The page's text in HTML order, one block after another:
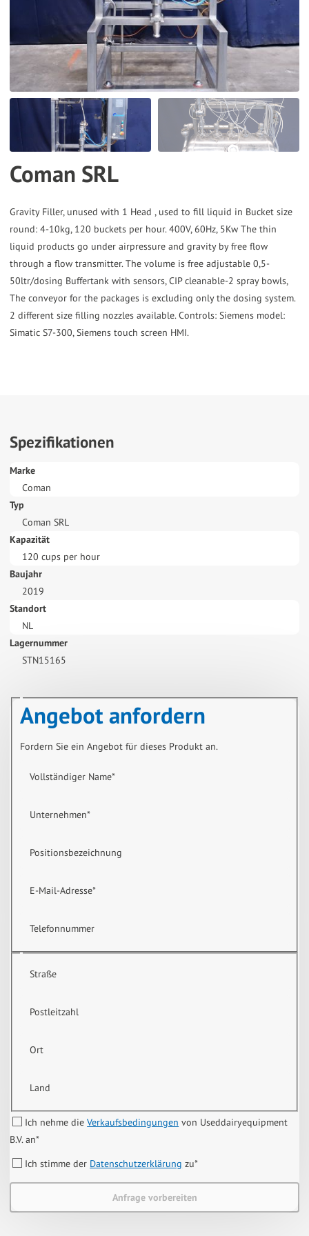
the
selected
search
result.
Touch
can
and
swipe
gestures.
Coman SRL
Gravity Filler, unused with 1 Head , used to fill liquid in Bucket size
round: 4-10kg, 120 buckets per hour. 400V, 60Hz, 5Kw The thin
liquid products go under airpressure and gravity by free flow
through a flow transmitter. The volume is free adjustable 0,5-
50ltr/dosing Buffertank with sensors, CIP cleanable-2 spray bowls,
The conveyor for the packages is excluding only the dosing system.
2 different size filling nozzles available. Controls: Siemens model:
Simatic S7-300, Siemens touch screen HMI.
Spezifikationen
Marke
Coman
Typ
Coman SRL
Kapazität
120 cups per hour
Baujahr
2019
Standort
NL
Lagernummer
STN15165
Angebot anfordern
Fordern Sie ein Angebot für dieses Produkt an.
Vollständiger Name*
Unternehmen*
Positionsbezeichnung
E-Mail-Adresse*
Telefonnummer
Straße
Postleitzahl
Ort
Land
Ich nehme dieVerkaufsbedingungen von Useddairyequipment
B.V. an*
Ich stimme der Datenschutzerklärung zu*
Anfrage vorbereiten